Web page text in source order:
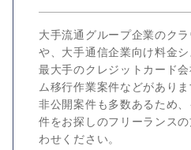
大手流通グループ企業のク
や、大手通信企業向け料金
最大手のクレジットカード
ム移行作業案件などがありま
非公開案件も多数あるため
件をお探しのフリーランス
わせください。